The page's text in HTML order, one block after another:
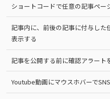
ショートコードで任意の記事ペー
記事内に、前後の記事に付与した
表示する
記事を公開する前に確認アラート
Youtube動画にマウスホバーで